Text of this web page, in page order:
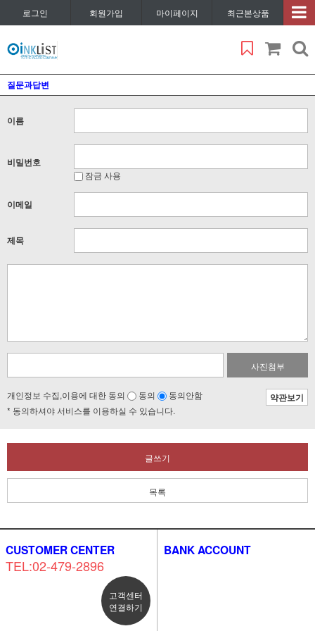
로그인 회원가입 마이페이지 최근본상품
질문과답변
이름
비밀번호
잠금 사용
이메일
제목
사진첨부
개인정보 수집,이용에 대한 동의 동의 동의안함 약관보기
* 동의하셔야 서비스를 이용하실 수 있습니다.
글쓰기
목록
CUSTOMER CENTER
TEL:02-479-2896
고객센터
연결하기
BANK ACCOUNT